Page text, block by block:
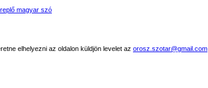
magyar szó
elhelyezni az oldalon küldjön levelet az orosz.szotar@gmail.com